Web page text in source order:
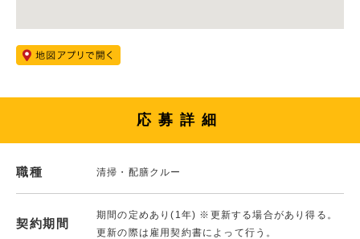
応募詳細
職種 清掃・配膳クルー
契約期間
期間の定めあり(1年) ※更新する場合があり得る。
更新の際は雇用契約書によって行う。